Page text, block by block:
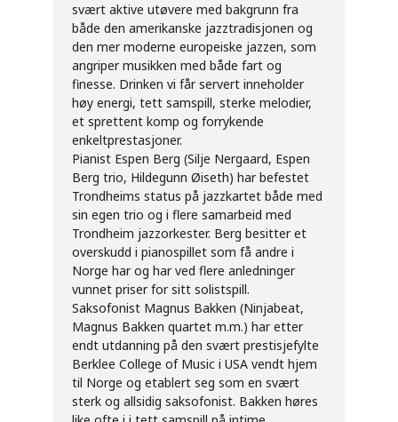
svært aktive utøvere med bakgrunn fra
både den amerikanske jazztradisjonen og
den mer moderne europeiske jazzen, som
angriper musikken med både fart og
finesse. Drinken vi får servert inneholder
høy energi, tett samspill, sterke melodier,
et sprettent komp og forrykende
enkeltprestasjoner.
Pianist Espen Berg (Silje Nergaard, Espen
Berg trio, Hildegunn Øiseth) har befestet
Trondheims status på jazzkartet både med
sin egen trio og i flere samarbeid med
Trondheim jazzorkester. Berg besitter et
overskudd i pianospillet som få andre i
Norge har og har ved flere anledninger
vunnet priser for sitt solistspill.
Saksofonist Magnus Bakken (Ninjabeat,
Magnus Bakken quartet m.m.) har etter
endt utdanning på den svært prestisjefylte
Berklee College of Music i USA vendt hjem
til Norge og etablert seg som en svært
sterk og allsidig saksofonist. Bakken høres